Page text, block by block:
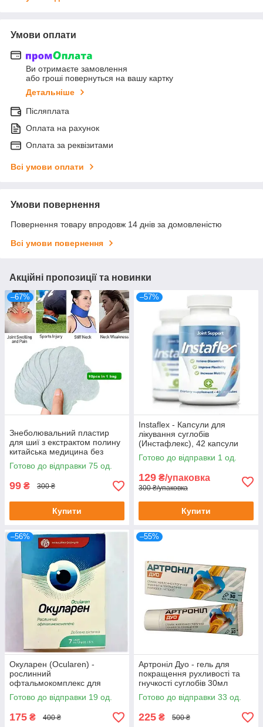
Умови оплати
Ви отримаєте замовлення
або гроші повернуться на вашу картку
Детальніше
Післяплата
Оплата на рахунок
Оплата за реквізитами
Всі умови оплати
Умови повернення
Повернення товару впродовж 14 днів за домовленістю
Всі умови повернення
Акційні пропозиції та новинки
–67%
Знеболювальний пластир
для шиї з екстрактом полину
китайська медицина без
картонного паковання
Готово до відправки 75 од.
99 ₴ 300 ₴
Купити
–57%
Instaflex - Капсули для
лікування суглобів
(Инстафлекс), 42 капсули
Готово до відправки 1 од.
129 ₴/упаковка
300 ₴/упаковка
Купити
–56%
Окуларен (Ocularen) -
рослинний
офтальмокомплекс для
покращення зору, 7 саше
Готово до відправки 19 од.
175 ₴ 400 ₴
–55%
Артроніл Дуо - гель для
покращення рухливості та
гнучкості суглобів 30мл
Готово до відправки 33 од.
225 ₴ 500 ₴